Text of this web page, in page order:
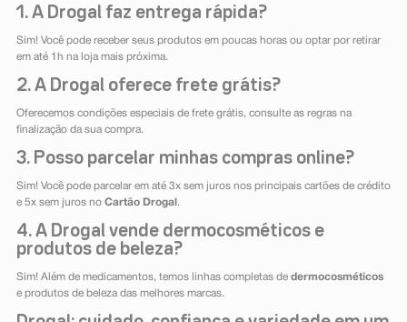
1. A Drogal faz entrega rápida?
Sim! Você pode receber seus produtos em poucas horas ou optar por retirar
em até 1h na loja mais próxima.
2. A Drogal oferece frete grátis?
Oferecemos condições especiais de frete grátis, consulte as regras na
finalização da sua compra.
3. Posso parcelar minhas compras online?
Sim! Você pode parcelar em até 3x sem juros nos principais cartões de crédito
e 5x sem juros no Cartão Drogal .
4. A Drogal vende dermocosméticos e
produtos de beleza?
Sim! Além de medicamentos, temos linhas completas de dermocosméticos
e produtos de beleza das melhores marcas.